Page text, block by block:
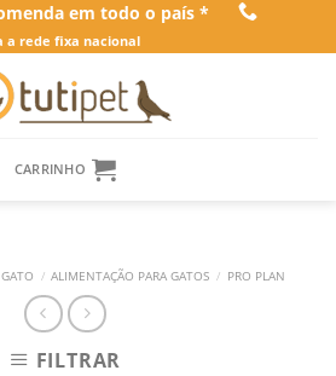
em todo o país *
a rede fixa nacional
CARRINHO
/ ALIMENTAÇÃO PARA GATOS / PRO PLAN
FILTRAR